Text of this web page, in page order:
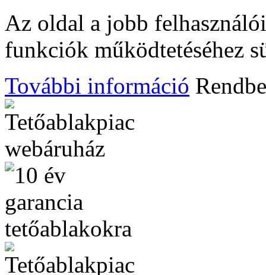
Az oldal a jobb
funkciók működtetéséhez
További információ